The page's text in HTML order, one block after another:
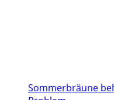
Sommerbräune